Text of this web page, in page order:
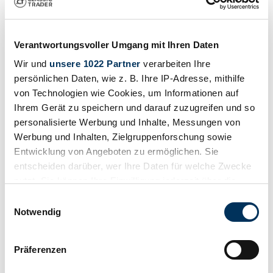
Verantwortungsvoller Umgang mit Ihren Daten
Wir und unsere 1022 Partner verarbeiten Ihre
persönlichen Daten, wie z. B. Ihre IP-Adresse, mithilfe
von Technologien wie Cookies, um Informationen auf
Ihrem Gerät zu speichern und darauf zuzugreifen und so
personalisierte Werbung und Inhalte, Messungen von
Werbung und Inhalten, Zielgruppenforschung sowie
Entwicklung von Angeboten zu ermöglichen. Sie
entscheiden darüber, wer Ihre Daten für welche Zwecke
Trigger Symbol ändern oder widerrufen
Informationen über Ihre geografische Lage
Notwendig
Präferenzen
Drucken
Alle Services zu diesem Fahrzeug